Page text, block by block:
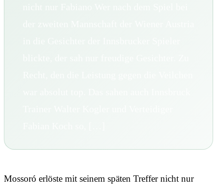
Mossoró erlöste mit seinem späten Treffer nicht nur